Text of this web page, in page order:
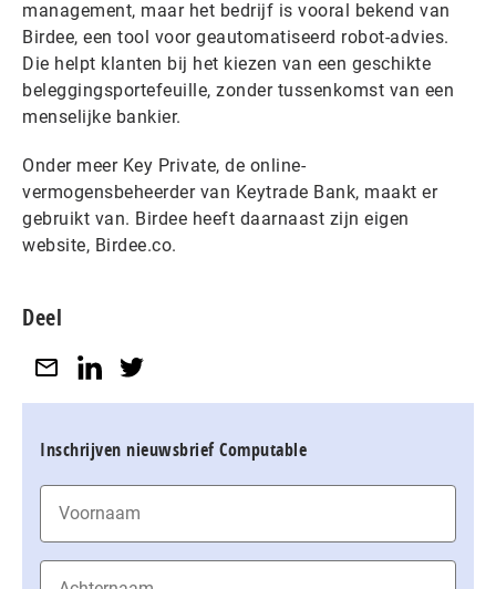
management, maar het bedrijf is vooral bekend van
Birdee, een tool voor geautomatiseerd robot-advies.
Die helpt klanten bij het kiezen van een geschikte
beleggingsportefeuille, zonder tussenkomst van een
menselijke bankier.
Onder meer Key Private, de online-
vermogensbeheerder van Keytrade Bank, maakt er
gebruikt van. Birdee heeft daarnaast zijn eigen
website, Birdee.co.
Deel
Inschrijven nieuwsbrief Computable